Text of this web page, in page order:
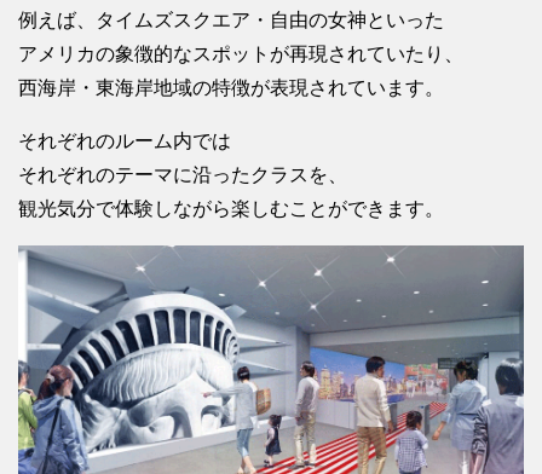
例えば、タイムズスクエア・自由の女神といった
アメリカの象徴的なスポットが再現されていたり、
西海岸・東海岸地域の特徴が表現されています。
それぞれのルーム内では
それぞれのテーマに沿ったクラスを、
観光気分で体験しながら楽しむことができます。